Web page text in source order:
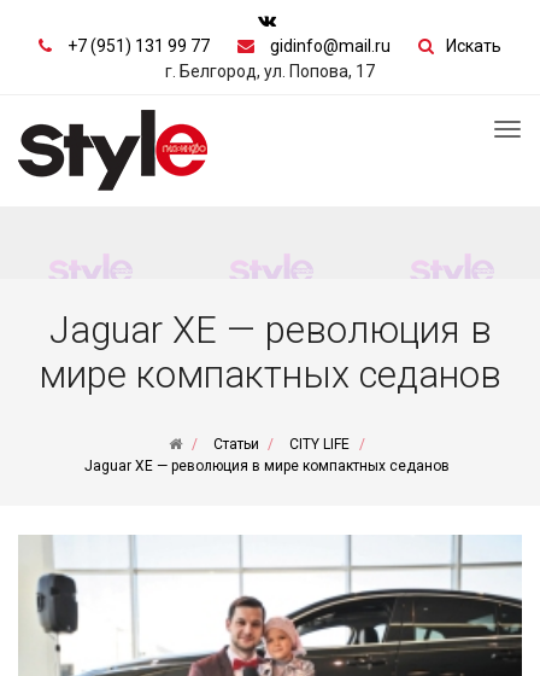
+7 (951) 131 99 77 gidinfo@mail.ru
Искать
г. Белгород, ул. Попова, 17
Jaguar XE — революция в
мире компактных седанов
Статьи
CITY LIFE
Jaguar XE — революция в мире компактных седанов